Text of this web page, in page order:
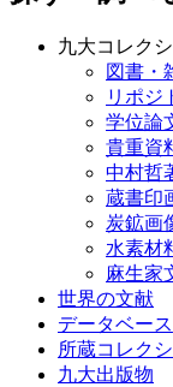
九大コレク
図書・
リポジ
学位論
貴重資
中村哲
蔵書印
炭鉱画
水素材
麻生家
世界の文献
データベース
所蔵コレク
九大出版物